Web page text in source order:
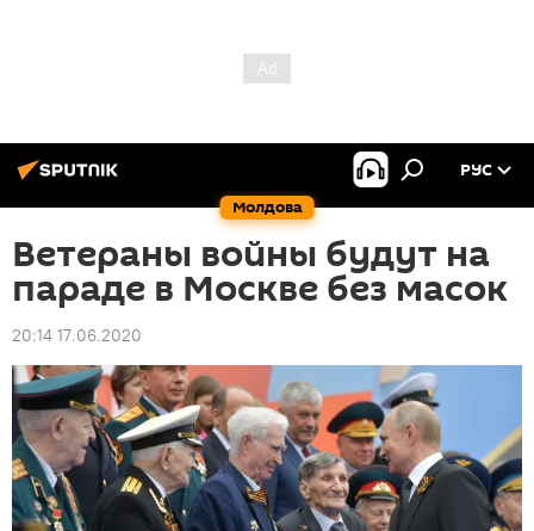
Молдова
РУС
Ветераны войны будут на
параде в Москве без масок
20:14 17.06.2020